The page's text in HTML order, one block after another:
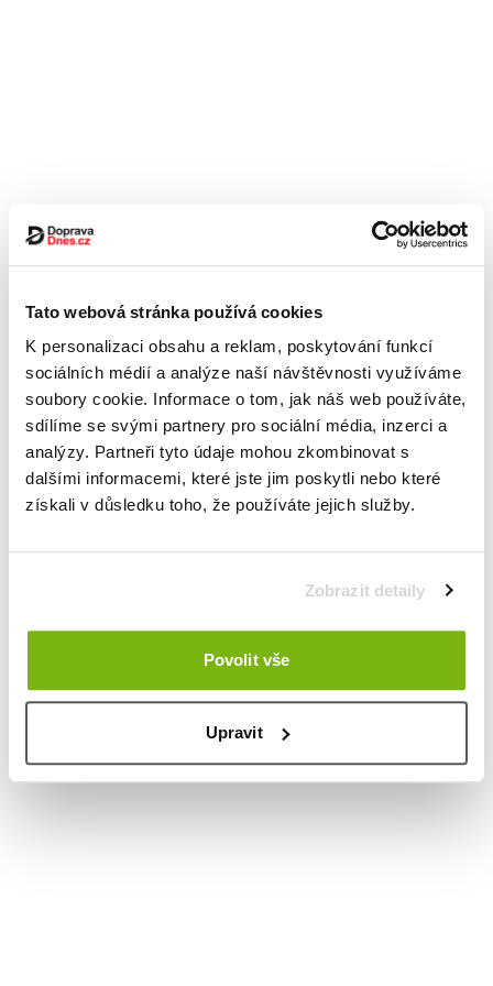
Tato webová stránka používá cookies
K personalizaci obsahu a reklam, poskytování funkcí
sociálních médií a analýze naší návštěvnosti využíváme
soubory cookie. Informace o tom, jak náš web používáte,
sdílíme se svými partnery pro sociální média, inzerci a
analýzy. Partneři tyto údaje mohou zkombinovat s
dalšími informacemi, které jste jim poskytli nebo které
získali v důsledku toho, že používáte jejich služby.
Zobrazit detaily
Povolit vše
Upravit